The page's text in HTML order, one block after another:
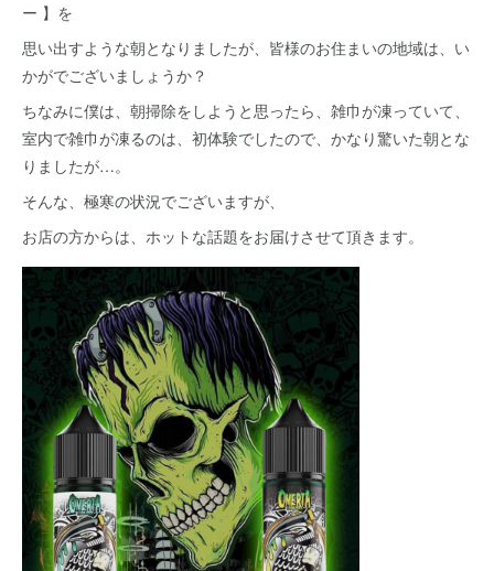
ー 】を
思い出すような朝となりましたが、皆様のお住まいの地域は、い
かがでございましょうか？
ちなみに僕は、朝掃除をしようと思ったら、雑巾が凍っていて、
室内で雑巾が凍るのは、初体験でしたので、かなり驚いた朝とな
りましたが…。
そんな、極寒の状況でございますが、
お店の方からは、ホットな話題をお届けさせて頂きます。